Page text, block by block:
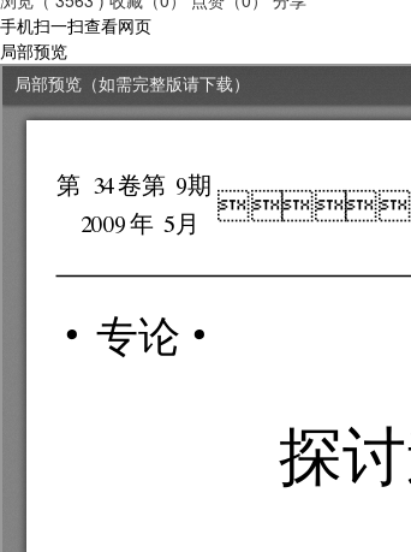
手机扫一扫查看网页
局部预览